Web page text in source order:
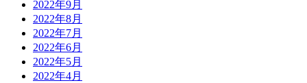
2022年9月
2022年8月
2022年7月
2022年6月
2022年5月
2022年4月